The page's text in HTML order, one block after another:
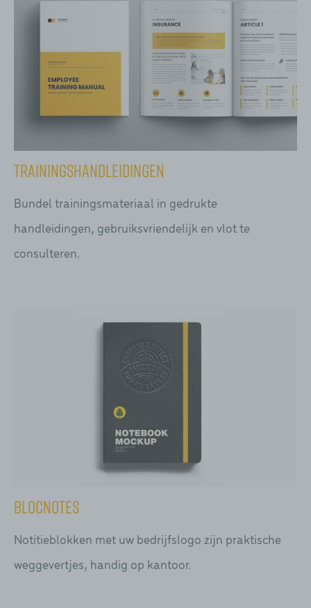
Trainingshandleidingen
Bundel trainingsmateriaal in gedrukte
handleidingen, gebruiksvriendelijk en vlot te
consulteren.
Blocnotes
Notitieblokken met uw bedrijfslogo zijn praktische
weggevertjes, handig op kantoor.